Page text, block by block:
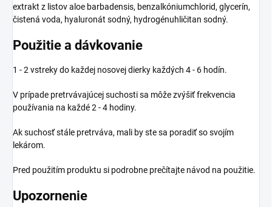
extrakt z listov aloe barbadensis, benzalkóniumchlorid, glycerín,
čistená voda, hyaluronát sodný, hydrogénuhličitan sodný.
Použitie a dávkovanie
1 - 2 vstreky do každej nosovej dierky každých 4 - 6 hodín.
V prípade pretrvávajúcej suchosti sa môže zvýšiť frekvencia
používania na každé 2 - 4 hodiny.
Ak suchosť stále pretrváva, mali by ste sa poradiť so svojím
lekárom.
Pred použitím produktu si podrobne prečítajte návod na použitie.
Upozornenie